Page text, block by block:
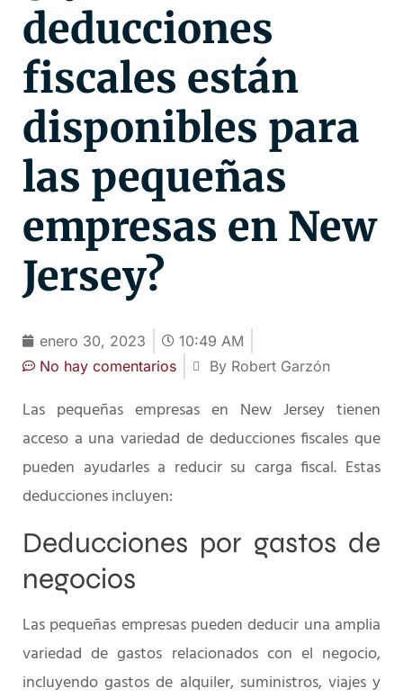
deducciones
fiscales están
disponibles para
las pequeñas
empresas en New
Jersey?
enero 30, 2023
10:49 AM
No hay comentarios
By Robert Garzón
Las pequeñas empresas en New Jersey tienen
acceso a una variedad de deducciones fiscales que
pueden ayudarles a reducir su carga fiscal. Estas
deducciones incluyen:
Deducciones por gastos de
negocios
Las pequeñas empresas pueden deducir una amplia
variedad de gastos relacionados con el negocio,
incluyendo gastos de alquiler, suministros, viajes y